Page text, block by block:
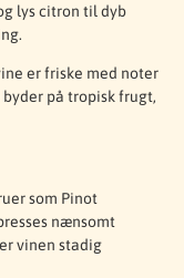
lys citron til dyb
er friske med noter
på tropisk frugt,
som Pinot
nænsomt
vinen stadig